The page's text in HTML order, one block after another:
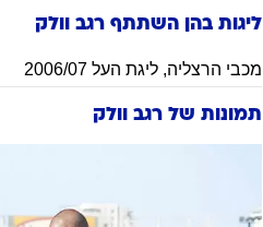
ליגות בהן השתתף רגב וולק
מכבי הרצליה, ליגת העל 2006/07
תמונות של רגב וולק